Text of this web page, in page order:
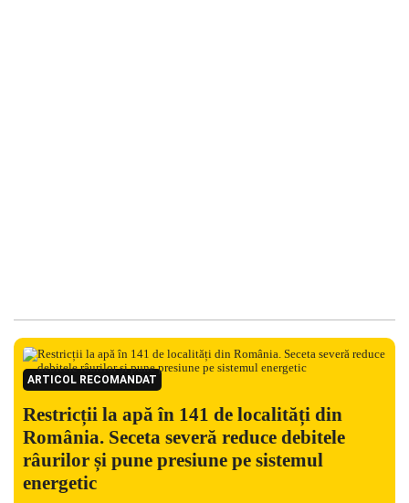
ARTICOL RECOMANDAT
Restricții la apă în 141 de localități din
România. Seceta severă reduce debitele
râurilor și pune presiune pe sistemul
energetic